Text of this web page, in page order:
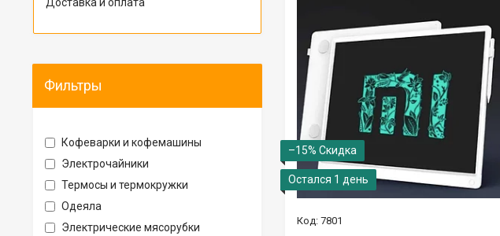
–15%
Остался 1 день
7801
Фильтры
Кофеварки и кофемашины
Электрочайники
Термосы и термокружки
Одеяла
Электрические мясорубки